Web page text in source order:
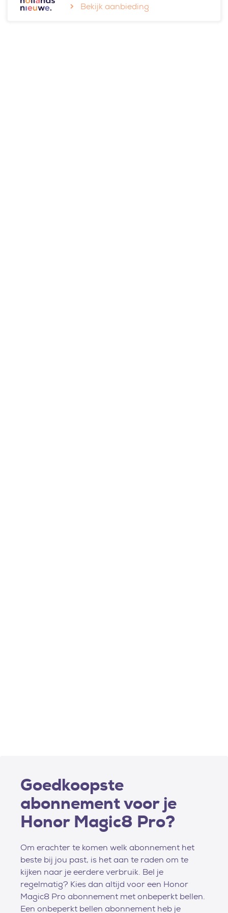
Bekijk aanbieding
Goedkoopste
abonnement voor je
Honor Magic8 Pro?
Om erachter te komen welk abonnement het
beste bij jou past, is het aan te raden om te
kijken naar je eerdere verbruik. Bel je
regelmatig? Kies dan altijd voor een Honor
Magic8 Pro abonnement met onbeperkt bellen.
Een onbeperkt bellen abonnement heb je